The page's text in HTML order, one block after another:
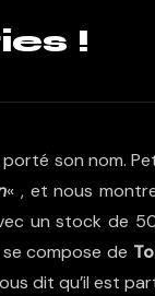
!
porté son nom.
« , et nous
un stock de 50
se compose de
dit qu’il est